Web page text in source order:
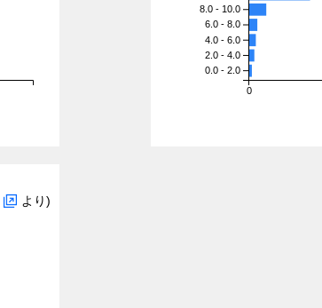
0
8.0 - 10.0
6.0 - 8.0
4.0 - 6.0
2.0 - 4.0
0.0 - 2.0
より)